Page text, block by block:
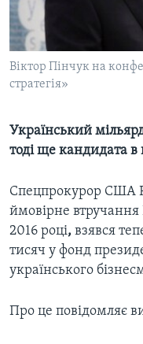
СУСПІЛЬСТВО
ЕКОНОМІКА
ІСТОРІЇ УСПІХУ
ТЕЛЕПРОГРАМИ
ЧАС-TIME
БРИФІНГ ГОЛОСУ
ВІКНО В АМЕРИКУ
ПОГЛЯД З
ENGLISH
МИ В СОЦМЕРЕЖАХ
Мови
Віктор Пінчук на
стратегія»
Український
тоді ще кандидата
Спецпрокурор США
ймовірне втручання
2016 році, взявся
тисяч у фонд
українського
Про це повідомляє